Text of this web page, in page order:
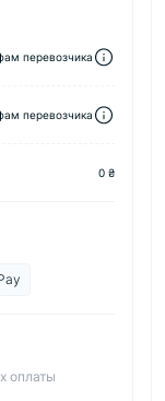
перевозчика
перевозчика
0 ₴
оплаты